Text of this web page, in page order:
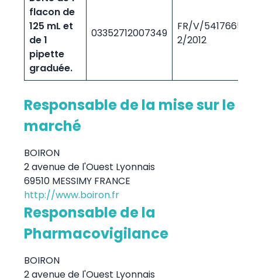
flacon de
125 mL et
de 1
pipette
graduée.
03352712007349
FR/V/5417665
2/2012
Responsable de la mise sur le
marché
BOIRON
2 avenue de l'Ouest Lyonnais
69510 MESSIMY FRANCE
http://www.boiron.fr
Responsable de la
Pharmacovigilance
BOIRON
2 avenue de l'Ouest Lyonnais